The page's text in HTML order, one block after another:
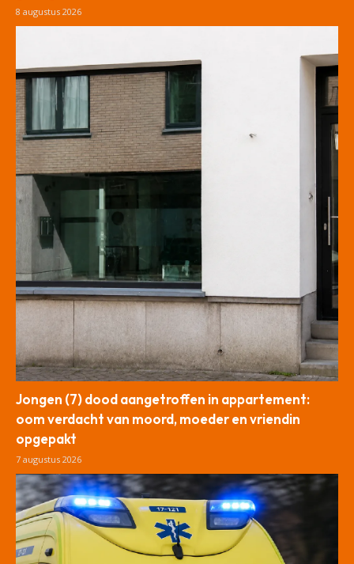
8 augustus 2026
Jongen (7) dood aangetroffen in appartement:
oom verdacht van moord, moeder en vriendin
opgepakt
7 augustus 2026